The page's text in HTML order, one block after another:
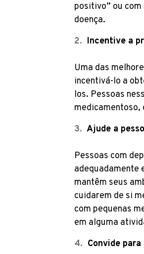
positivo” ou
doença.
Incentive a
Uma das
incentivá-lo a
los. Pessoas
medicamentoso,
Ajude a
Pessoas com
adequadamente
mantêm seus
cuidarem de si
com pequenas
em alguma
Convide